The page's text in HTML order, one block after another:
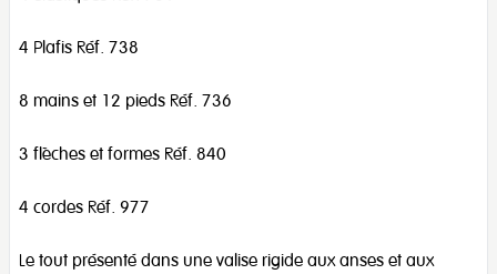
4 Plafis Réf. 738
8 mains et 12 pieds Réf. 736
3 flèches et formes Réf. 840
4 cordes Réf. 977
Le tout présenté dans une valise rigide aux anses et aux